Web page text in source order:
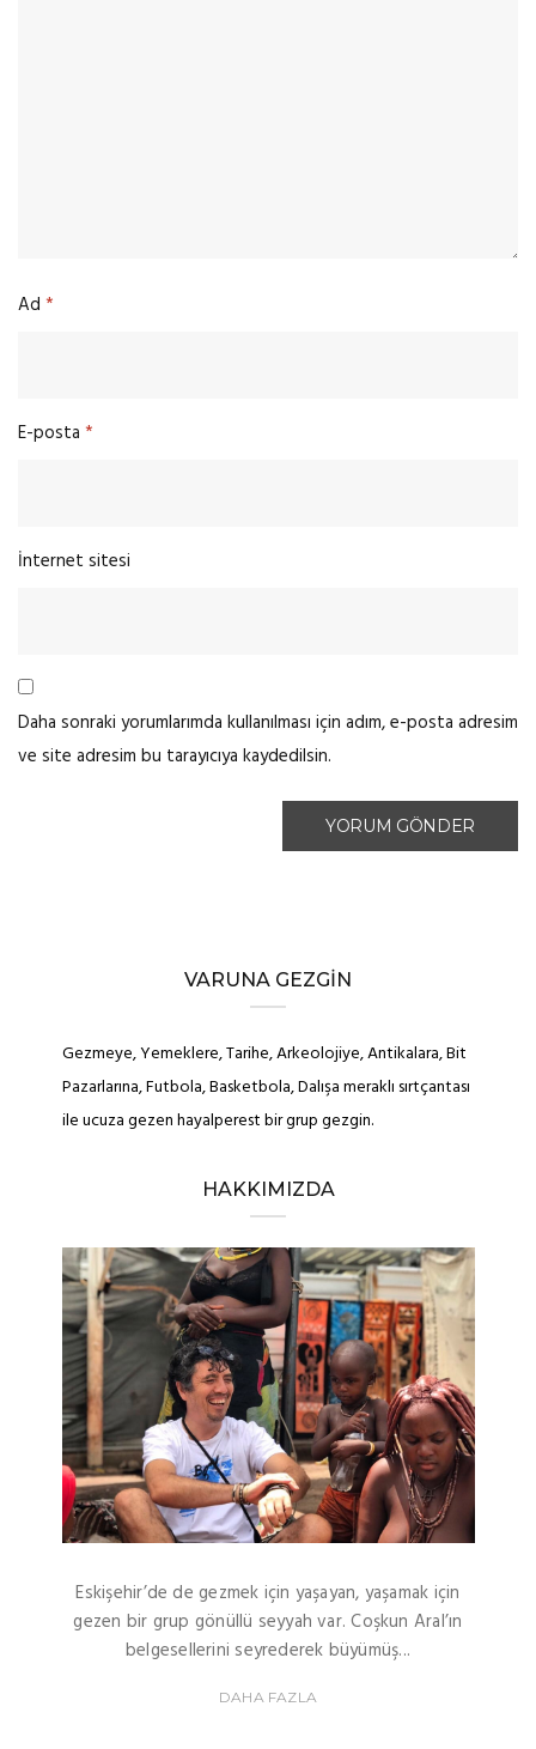
Ad *
E-posta *
İnternet sitesi
Daha sonraki yorumlarımda kullanılması için adım, e-posta adresim
ve site adresim bu tarayıcıya kaydedilsin.
VARUNA GEZGIN
Gezmeye, Yemeklere, Tarihe, Arkeolojiye, Antikalara, Bit
Pazarlarına, Futbola, Basketbola, Dalışa meraklı sırtçantası
ile ucuza gezen hayalperest bir grup gezgin.
HAKKIMIZDA
Eskişehir’de de gezmek için yaşayan, yaşamak için
gezen bir grup gönüllü seyyah var. Coşkun Aral’ın
belgesellerini seyrederek büyümüş...
DAHA FAZLA